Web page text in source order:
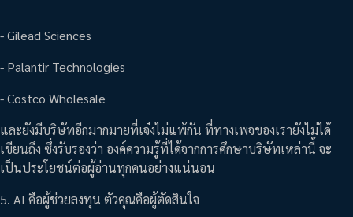
- Gilead Sciences
- Palantir Technologies
- Costco Wholesale
และยังมีบริษัทอีกมากมายที่เจ๋งไม่แพ้กัน ที่ทางเพจของเรายังไม่ได้
เขียนถึง ซึ่งรับรองว่า องค์ความรู้ที่ได้จากการศึกษาบริษัทเหล่านี้ จะ
เป็นประโยชน์ต่อผู้อ่านทุกคนอย่างแน่นอน
5. AI คือผู้ช่วยลงทุน ตัวคุณคือผู้ตัดสินใจ